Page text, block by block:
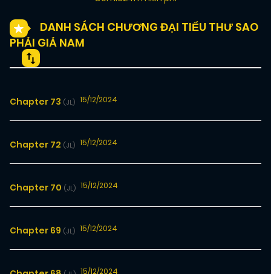
DANH SÁCH CHƯƠNG ĐẠI TIỂU THƯ SAO
PHẢI GIẢ NAM
Chapter 73 (JL) 15/12/2024
Chapter 72 (JL) 15/12/2024
Chapter 70 (JL) 15/12/2024
Chapter 69 (JL) 15/12/2024
15/12/2024